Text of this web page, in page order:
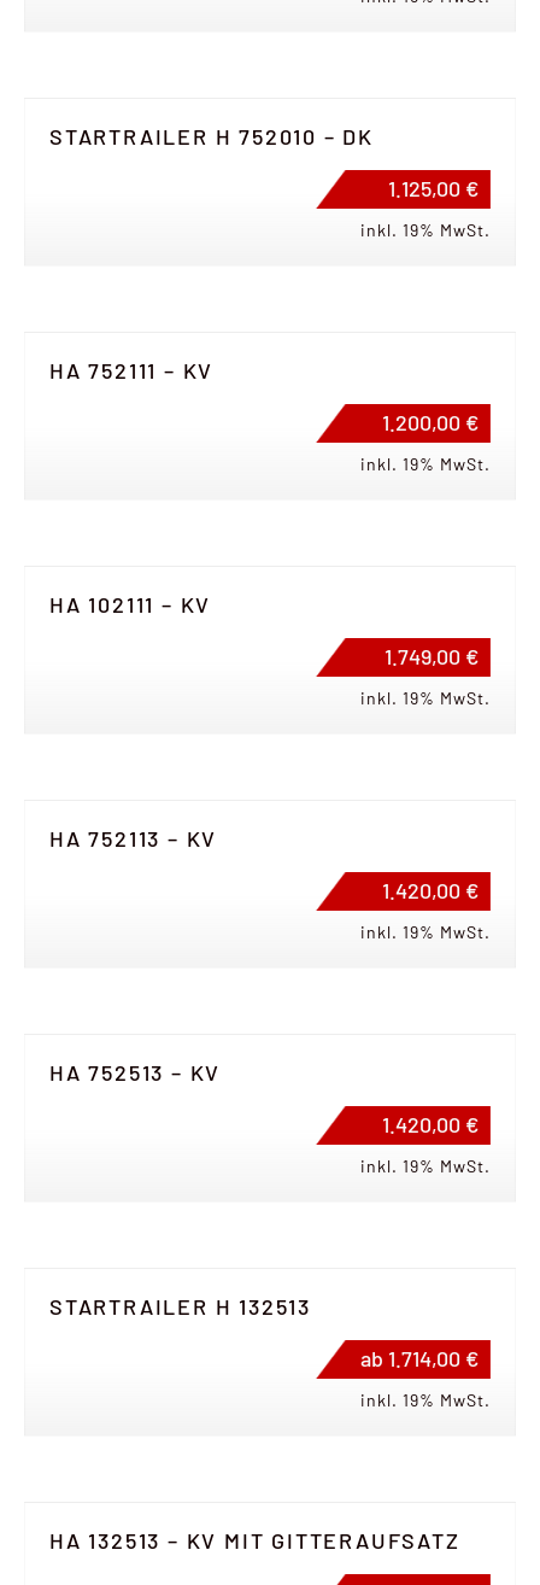
STARTRAILER H 752010 – DK
1.125,00 €
inkl. 19% MwSt.
HA 752111 – KV
1.200,00 €
inkl. 19% MwSt.
HA 102111 – KV
1.749,00 €
inkl. 19% MwSt.
HA 752113 – KV
1.420,00 €
inkl. 19% MwSt.
HA 752513 – KV
1.420,00 €
inkl. 19% MwSt.
STARTRAILER H 132513
ab 1.714,00 €
inkl. 19% MwSt.
HA 132513 – KV MIT GITTERAUFSATZ